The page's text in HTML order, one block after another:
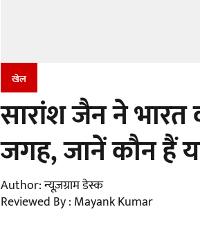
खेल
सारांश जैन ने भारत
जगह, जानें कौन हैं
Author:न्यूज़ग्राम डेस्क
Reviewed By : Mayank Kumar